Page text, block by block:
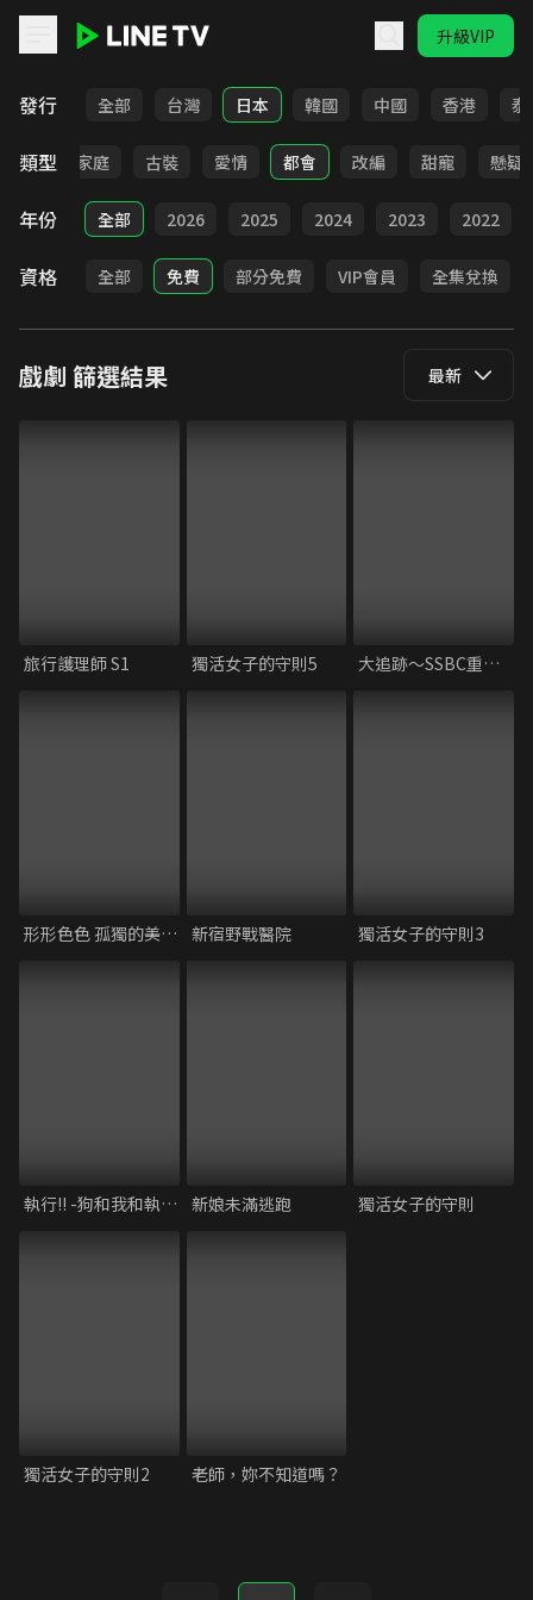
升級VIP
發行 全部 台灣 日本 韓國 中國 香港 泰
類型
校園 家庭 古裝 愛情 都會 改編 甜寵 懸疑
年份 全部 2026 2025 2024 2023 2022
資格 全部 免費 部分免費 VIP會員 全集兌換
戲劇 篩選結果 最新
旅行護理師 S1 獨活女子的守則5 大追跡～SSBC重案組～
形形色色 孤獨的美食家 新宿野戰醫院 獨活女子的守則3
執行!! -狗和我和執行官- 新娘未滿逃跑 獨活女子的守則
獨活女子的守則2 老師，妳不知道嗎？